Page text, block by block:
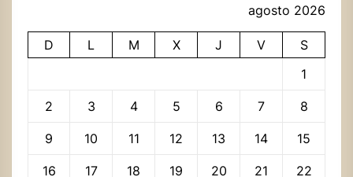
agosto 2026
D L M X J V
S
1
2 3 4 5 6 7 8
9 10 11 12 13 14 15
16 17 18 19 20 21 22